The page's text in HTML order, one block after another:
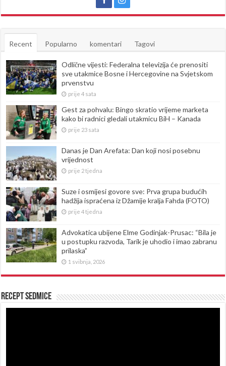
Recent Popularno komentari Tagovi
Odlične vijesti: Federalna televizija će prenositi
sve utakmice Bosne i Hercegovine na Svjetskom
prvenstvu
prije 4 sata
Gest za pohvalu: Bingo skratio vrijeme marketa
kako bi radnici gledali utakmicu BiH – Kanada
prije 23 sata
Danas je Dan Arefata: Dan koji nosi posebnu
vrijednost
prije 2 tjedna
Suze i osmijesi govore sve: Prva grupa budućih
hadžija ispraćena iz Džamije kralja Fahda (FOTO)
prije 4 tjedna
Advokatica ubijene Elme Godinjak-Prusac: “Bila je
u postupku razvoda, Tarik je uhodio i imao zabranu
prilaska”
1 svibnja, 2026
Recept sedmice